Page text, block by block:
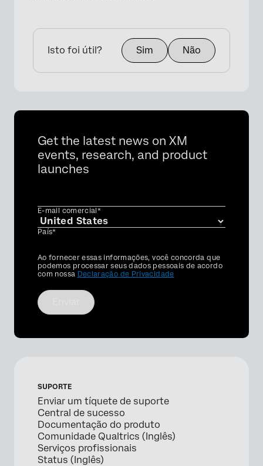
Isto foi útil? Sim Não
Get the latest news on XM
events, research, and product
launches
E-mail comercial*
País*
Privacy
Optin
Ao fornecer essas informações, você concorda que
podemos processar seus dados pessoais de acordo
com nossa Declaração de Privacidade
SUPORTE
Enviar um tíquete de suporte
Central de sucesso
Documentação do produto
Comunidade Qualtrics (Inglês)
Serviços profissionais
Status (Inglês)